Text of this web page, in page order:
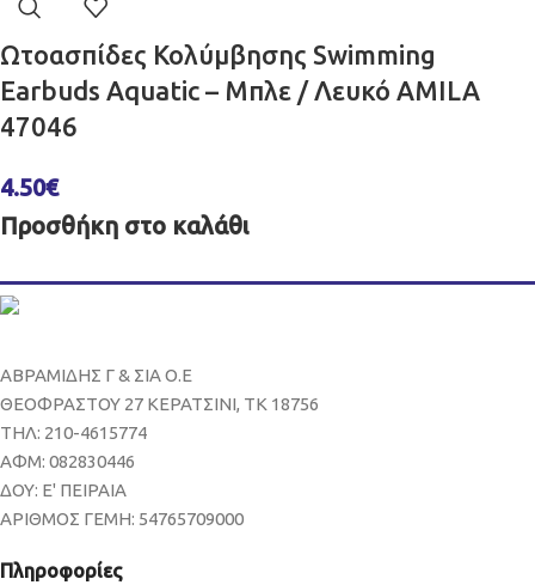
Ωτοασπίδες Κολύμβησης Swimming
Earbuds Aquatic – Μπλε / Λευκό AMILA
47046
4.50€
Προσθήκη στο καλάθι
ΑΒΡΑΜΙΔΗΣ Γ & ΣΙΑ Ο.Ε
ΘΕΟΦΡΑΣΤΟΥ 27 ΚΕΡΑΤΣΙΝΙ, ΤΚ 18756
ΤΗΛ: 210-4615774
ΑΦΜ: 082830446
ΔΟΥ: Ε' ΠΕΙΡΑΙΑ
ΑΡΙΘΜΟΣ ΓΕΜΗ: 54765709000
Πληροφορίες